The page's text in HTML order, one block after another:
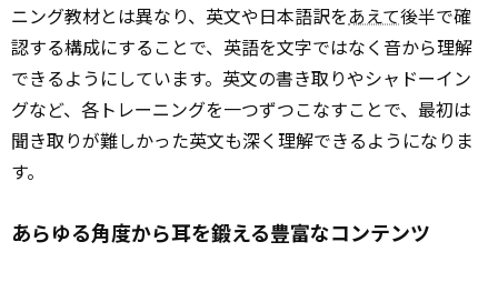
ニング教材とは異なり、英文や日本語訳をあえて後半で確
認する構成にすることで、英語を文字ではなく音から理解
できるようにしています。英文の書き取りやシャドーイン
グなど、各トレーニングを一つずつこなすことで、最初は
聞き取りが難しかった英文も深く理解できるようになりま
す。
あらゆる角度から耳を鍛える豊富なコンテンツ